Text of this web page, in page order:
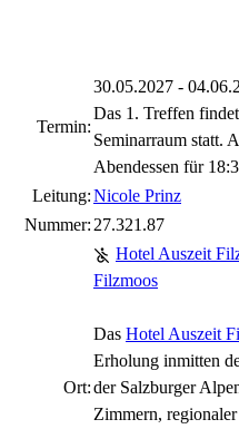
Termin:
30.05.2027 -
Das 1. Treffen
Seminarraum statt.
Abendessen für
Leitung:Nicole Prinz
Nummer: 27.321.87
Ort:
Hotel Auszeit
Filzmoos
Das Hotel Auszeit
Erholung inmitten
der Salzburger
Zimmern,